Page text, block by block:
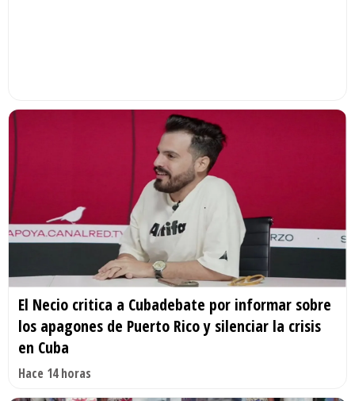
El Necio critica a Cubadebate por informar sobre
los apagones de Puerto Rico y silenciar la crisis
en Cuba
Hace 14 horas